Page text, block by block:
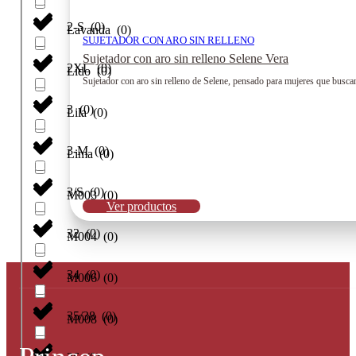
Lavanda (0)
Lido (0)
Lila (0)
Lima (0)
M003 (0)
M004 (0)
M006 (0)
M008 (0)
2-S (0)
2XL (0)
3 (0)
3-M (0)
3/S (0)
32 (0)
34 (0)
35/38 (0)
SUJETADOR CON ARO SIN RELLENO
Sujetador con aro sin relleno Selene Vera
Sujetador con aro sin relleno de Selene, pensado para mujeres que
Ver productos